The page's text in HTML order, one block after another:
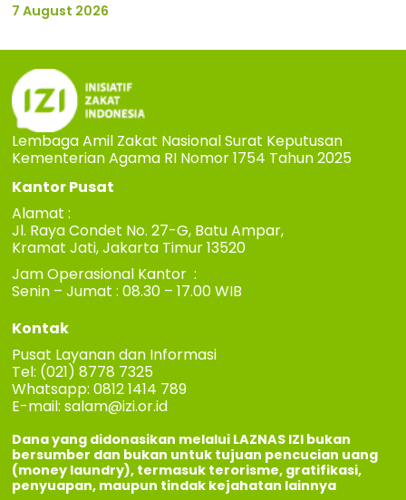
7 August 2026
Lembaga Amil Zakat Nasional Surat Keputusan
Kementerian Agama RI Nomor 1754 Tahun 2025
Kantor Pusat
Alamat :
Jl. Raya Condet No. 27-G, Batu Ampar,
Kramat Jati, Jakarta Timur 13520
Jam Operasional Kantor :
Senin – Jumat : 08.30 – 17.00 WIB
Kontak
Pusat Layanan dan Informasi
Tel: (021) 8778 7325
Whatsapp: 0812 1414 789
E-mail:salam@izi.or.id
Dana yang didonasikan melalui LAZNAS IZI bukan
bersumber dan bukan untuk tujuan pencucian uang
(money laundry), termasuk terorisme, gratifikasi,
penyuapan, maupun tindak kejahatan lainnya